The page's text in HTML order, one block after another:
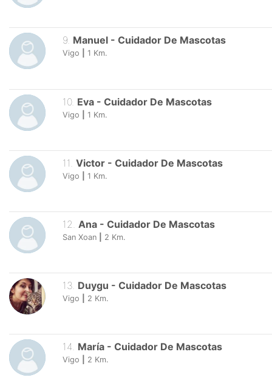
9. Manuel - Cuidador De Mascotas
Vigo 1 Km.
10. Eva - Cuidador De Mascotas
Vigo 1 Km.
11 Victor - Cuidador De Mascotas
Vigo 1 Km.
12 Ana - Cuidador De Mascotas
San Xoan 2 Km.
13. Duygu - Cuidador De Mascotas
Vigo 2 Km.
14. María - Cuidador De Mascotas
Vigo 2 Km.